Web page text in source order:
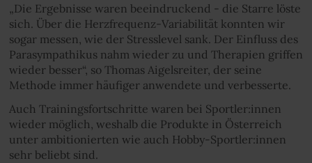
„Die Ergebnisse waren beeindruckend - die Starre löste
sich. Über die Herzfrequenz-Variabilität konnten wir
sogar messen, wie der Stresslevel sank. Der Einfluss des
Parasympathikus nahm wieder zu und Therapien griffen
wieder besser“, so Thomas Aigelsreiter, der seine
Methode immer häufiger anwendete und verbesserte.
Auch Trainingsfortschritte waren bei Sportler:innen
wieder möglich, weshalb die Produkte in Österreich
unter ambitionierten wie auch Hobby-Sportler:innen
sehr beliebt sind.